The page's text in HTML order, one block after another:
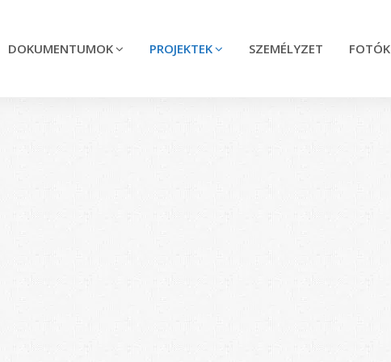
DOKUMENTUMOK PROJEKTEK SZEMÉLYZET FOTÓK